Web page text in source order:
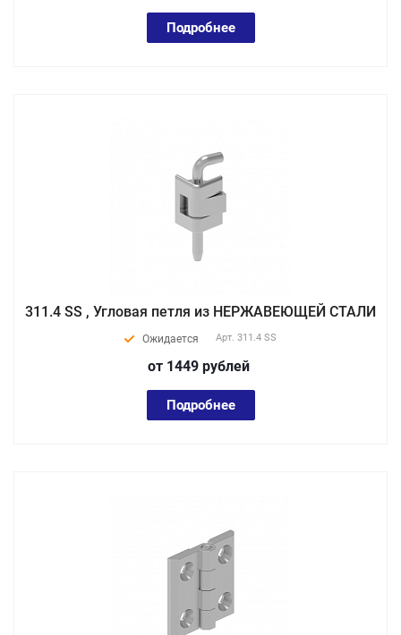
Подробнее
311.4 SS , Угловая петля из НЕРЖАВЕЮЩЕЙ СТАЛИ
Ожидается Арт. 311.4 SS
от 1449 рублей
Подробнее